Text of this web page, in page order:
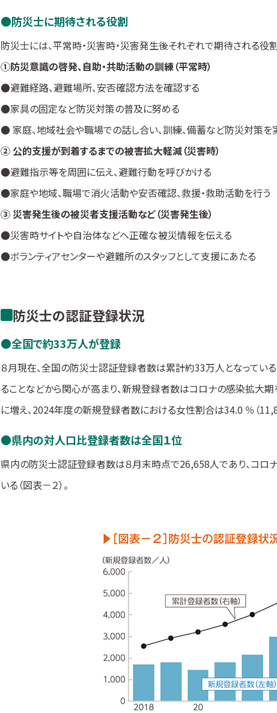
防災士に期待される役割
防災士には、平常時・災害時・災害発生後それぞれで期待される役
①防災意識の啓発、自助・共助活動の訓練（平常時）
●避難経路、避難場所、安否確認方法を確認する
●家具の固定など防災対策の普及に努める
● 家庭、地域社会や職場での話し合い、訓練、備蓄など防災対策を
② 公的支援が到着するまでの被害拡大軽減（災害時）
●避難指示等を周囲に伝え、避難行動を呼びかける
●家庭や地域、職場で消火活動や安否確認、救援・救助活動を行う
③ 災害発生後の被災者支援活動など（災害発生後）
●災害時サイトや自治体などへ正確な被災情報を伝える
●ボランティアセンターや避難所のスタッフとして支援にあたる
防災士の認証登録状況
全国で約33万人が登録
８月現在、全国の防災士認証登録者数は累計約33万人となってい
ることなどから関心が高まり、新規登録者数はコロナの感染拡大
に増え、2024年度の新規登録者数における女性割合は34.0 ％（
県内の対人口比登録者数は全国１位
県内の防災士認証登録者数は８月末時点で26,658人であり、コロ
いる（図表－２）。